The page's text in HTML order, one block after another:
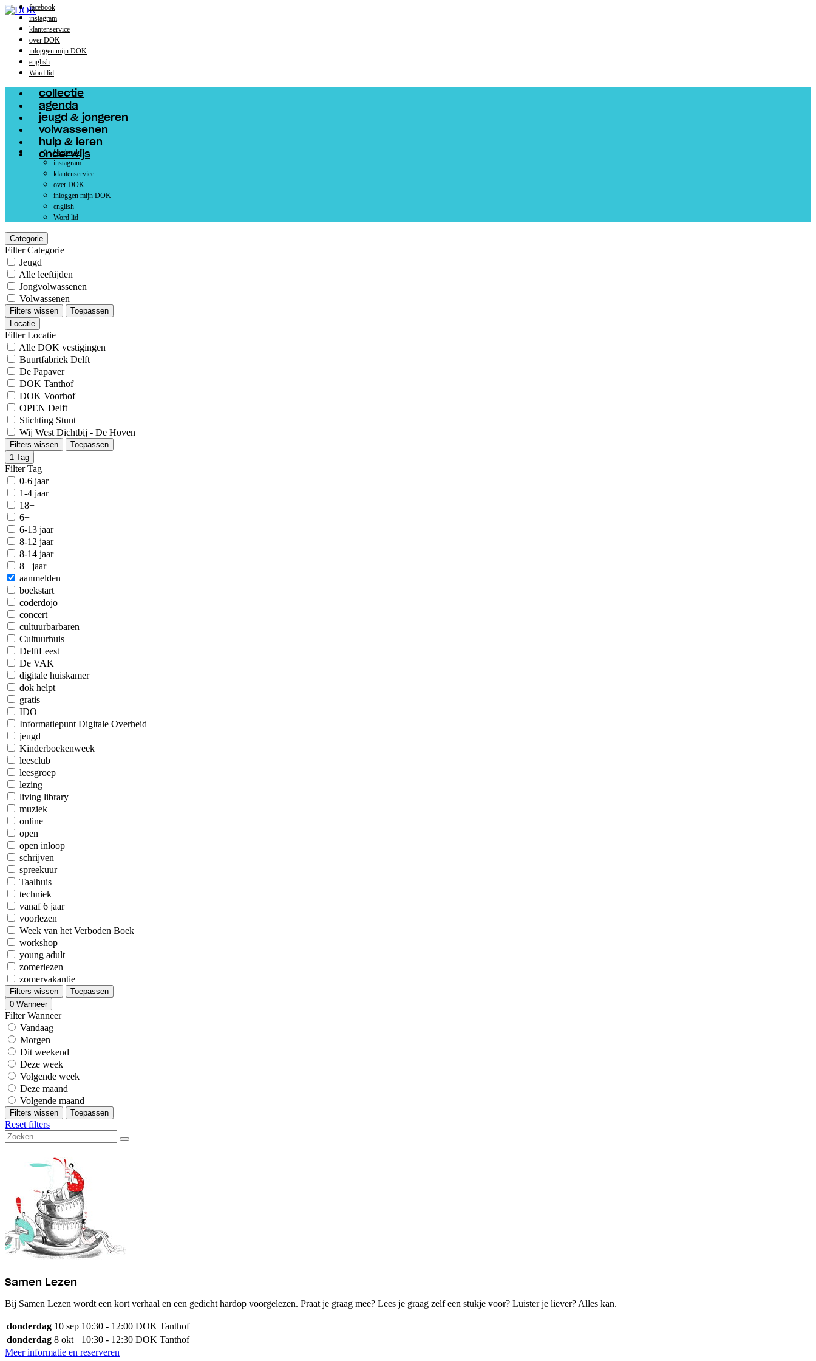
facebook
instagram
klantenservice
over DOK
inloggen mijn DOK
english
Word lid
collectie
agenda
jeugd & jongeren
volwassenen
hulp & leren
onderwijs
facebook
instagram
klantenservice
over DOK
inloggen mijn DOK
english
Word lid
Categorie
Filter Categorie
Jeugd
Alle leeftijden
Jongvolwassenen
Volwassenen
Filters wissen
Toepassen
Locatie
Filter Locatie
Alle DOK vestigingen
Buurtfabriek Delft
De Papaver
DOK Tanthof
DOK Voorhof
OPEN Delft
Stichting Stunt
Wij West Dichtbij - De Hoven
Filters wissen
Toepassen
1 Tag
Filter Tag
0-6 jaar
1-4 jaar
18+
6+
6-13 jaar
8-12 jaar
8-14 jaar
8+ jaar
aanmelden
boekstart
coderdojo
concert
cultuurbarbaren
Cultuurhuis
DelftLeest
De VAK
digitale huiskamer
dok helpt
gratis
IDO
Informatiepunt Digitale Overheid
jeugd
Kinderboekenweek
leesclub
leesgroep
lezing
living library
muziek
online
open
open inloop
schrijven
spreekuur
Taalhuis
techniek
vanaf 6 jaar
voorlezen
Week van het Verboden Boek
workshop
young adult
zomerlezen
zomervakantie
Filters wissen
Toepassen
0 Wanneer
Filter Wanneer
Vandaag
Morgen
Dit weekend
Deze week
Volgende week
Deze maand
Volgende maand
Filters wissen Toepassen
Reset filters
Samen Lezen
Bij Samen Lezen wordt een kort verhaal en een gedicht hardop voorgelezen. Praat je graag mee? Lees je graag zelf een stukje voor? Luister je liever? Alles kan.
donderdag 10 sep 10:30 - 12:00 DOK Tanthof
donderdag 8 okt 10:30 - 12:30 DOK Tanthof
Meer informatie en reserveren